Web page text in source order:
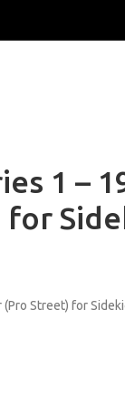
1 –
Street) for